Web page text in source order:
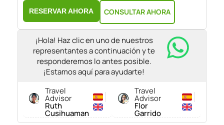
RESERVAR AHORA CONSULTAR AHORA
¡Hola! Haz clic en uno de nuestros
representantes a continuación y te
responderemos lo antes posible.
¡Estamos aquí para ayudarte!
Travel
Advisor
Ruth
Cusihuaman
Travel
Advisor
Flor
Garrido